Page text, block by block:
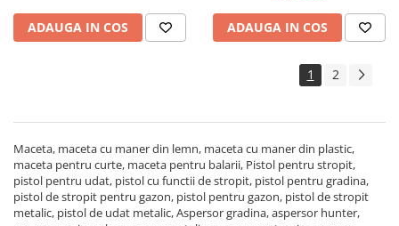
ADAUGA IN COS ADAUGA IN COS
1 2
Maceta, maceta cu maner din lemn, maceta cu maner din plastic,
maceta pentru curte, maceta pentru balarii, Pistol pentru stropit,
pistol pentru udat, pistol cu functii de stropit, pistol pentru gradina,
pistol de stropit pentru gazon, pistol pentru gazon, pistol de stropit
metalic, pistol de udat metalic, Aspersor gradina, aspersor hunter,